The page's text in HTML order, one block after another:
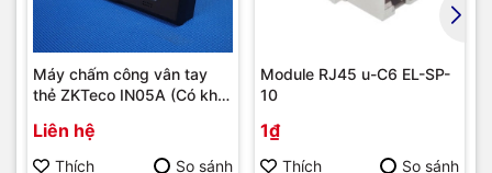
Máy chấm công vân tay
thẻ ZKTeco IN05A (Có khả
Hàng chính hãng
Liên hệ
Thích So sánh
Module RJ45 u-C6 EL-SP-
10
1₫
Thích So sánh